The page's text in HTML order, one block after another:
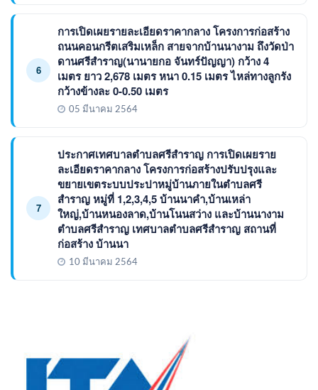
6
การเปิดเผยรายละเอียดราคากลาง โครงการก่อสร้าง
ถนนคอนกรีตเสริมเหล็ก สายจากบ้านนางาม ถึงวัดป่า
ดานศรีสำราญ(นานายกอ จันทร์ปัญญา) กว้าง 4
เมตร ยาว 2,678 เมตร หนา 0.15 เมตร ไหล่ทางลูกรัง
กว้างข้างละ 0-0.50 เมตร
05 มีนาคม 2564
7
ประกาศเทศบาลตำบลศรีสำราญ การเปิดเผยราย
ละเอียดราคากลาง โครงการก่อสร้างปรับปรุงและ
ขยายเขตระบบประปาหมู่บ้านภายในตำบลศรี
สำราญ หมู่ที่ 1,2,3,4,5 บ้านนาคำ,บ้านเหล่า
ใหญ่,บ้านหนองลาด,บ้านโนนสว่าง และบ้านนางาม
ตำบลศรีสำราญ เทศบาลตำบลศรีสำราญ สถานที่
ก่อสร้าง บ้านนา
10 มีนาคม 2564